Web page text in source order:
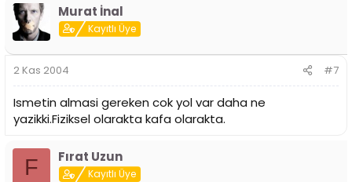
Murat İnal
Kayıtlı Üye
2 Kas 2004 #7
Ismetin almasi gereken cok yol var daha ne
yazikki.Fiziksel olarakta kafa olarakta.
F Fırat Uzun
Kayıtlı Üye